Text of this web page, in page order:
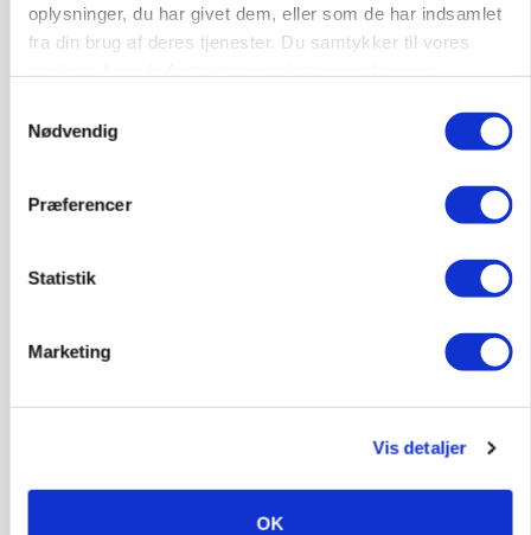
oplysninger, du har givet dem, eller som de har indsamlet
fra din brug af deres tjenester. Du samtykker til vores
Nødvendig
Præferencer
Statistik
Marketing
Vis detaljer
OK
Medarbejder - fodermester søges
Kalve Grovfoder